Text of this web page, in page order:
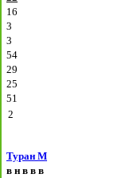
16
3
3
54
29
25
51
2
Туран М
в н в в в